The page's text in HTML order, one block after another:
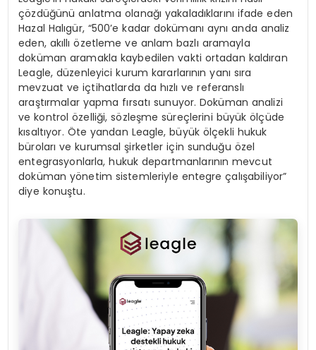
çözdüğünü anlatma olanağı yakaladıklarını ifade eden
Hazal Halıgür, “500’e kadar dokümanı aynı anda analiz
eden, akıllı özetleme ve anlam bazlı aramayla
doküman aramakla kaybedilen vakti ortadan kaldıran
Leagle, düzenleyici kurum kararlarının yanı sıra
mevzuat ve içtihatlarda da hızlı ve referanslı
araştırmalar yapma fırsatı sunuyor. Doküman analizi
ve kontrol özelliği, sözleşme süreçlerini büyük ölçüde
kısaltıyor. Öte yandan Leagle, büyük ölçekli hukuk
büroları ve kurumsal şirketler için sunduğu özel
entegrasyonlarla, hukuk departmanlarının mevcut
doküman yönetim sistemleriyle entegre çalışabiliyor”
diye konuştu.